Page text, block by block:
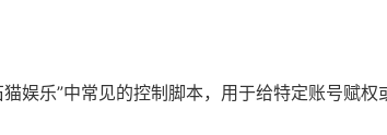
娱乐”中常见的控制脚本，用于给特定账号赋权